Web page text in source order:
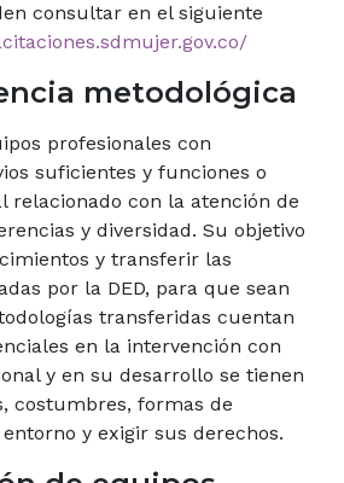
consultar en el siguiente
metodológica
profesionales con
suficientes y funciones o
relacionado con la atención de
y diversidad. Su objetivo
y transferir las
por la DED, para que sean
transferidas cuentan
en la intervención con
y en su desarrollo se tienen
costumbres, formas de
y exigir sus derechos.